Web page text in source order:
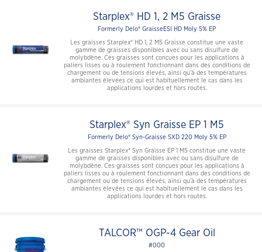
Starplex® HD 1, 2 M5 Graisse
Formerly Delo® GraisseESI HD Moly 5% EP
Les graisses Starplex® HD 1, 2 M5 Graisse constitue une vaste
gamme de graisses disponibles avec ou sans disulfure de
molybdène. Ces graisses sont conçues pour les applications à
paliers lisses ou à roulement fonctionnant dans des conditions de
chargement ou de tensions élevés, ainsi qu’à des températures
ambiantes élevées ce qui est habituellement le cas dans les
applications lourdes et hors routes.
Starplex® Syn Graisse EP 1 M5
Formerly Delo® Syn-Graisse SXD 220 Moly 5% EP
Les graisses Starplex® Syn Graisse EP 1 M5 constitue une vaste
gamme de graisses disponibles avec ou sans disulfure de
molybdène. Ces graisses sont conçues pour les applications à
paliers lisses ou à roulement fonctionnant dans des conditions de
chargement ou de tensions élevés, ainsi qu’à des températures
ambiantes élevées ce qui est habituellement le cas dans les
applications lourdes et hors routes.
TALCOR™ OGP-4 Gear Oil
#000